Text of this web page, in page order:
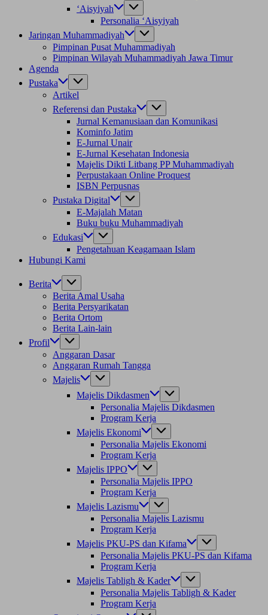
‘Aisyiyah
Personalia ‘Aisyiyah
Jaringan Muhammadiyah
Pimpinan Pusat Muhammadiyah
Pimpinan Wilayah Muhammadiyah Jawa Timur
Agenda
Pustaka
Artikel
Referensi dan Pustaka
Jurnal Kemanusiaan dan Komunikasi
Kominfo Jatim
E-Jurnal Unair
E-Jurnal Kesehatan Indonesia
Majelis Dikti Litbang PP Muhammadiyah
Perpustakaan Online Proquest
ISBN Perpusnas
Pustaka Digital
E-Majalah Matan
Buku buku Muhammadiyah
Edukasi
Pengetahuan Keagamaan Islam
Hubungi Kami
Berita
Berita Amal Usaha
Berita Persyarikatan
Berita Ortom
Berita Lain-lain
Profil
Anggaran Dasar
Anggaran Rumah Tangga
Majelis
Majelis Dikdasmen
Personalia Majelis Dikdasmen
Program Kerja
Majelis Ekonomi
Personalia Majelis Ekonomi
Program Kerja
Majelis IPPO
Personalia Majelis IPPO
Program Kerja
Majelis Lazismu
Personalia Majelis Lazismu
Program Kerja
Majelis PKU-PS dan Kifama
Personalia Majelis PKU-PS dan Kifama
Program Kerja
Majelis Tabligh & Kader
Personalia Majelis Tabligh & Kader
Program Kerja